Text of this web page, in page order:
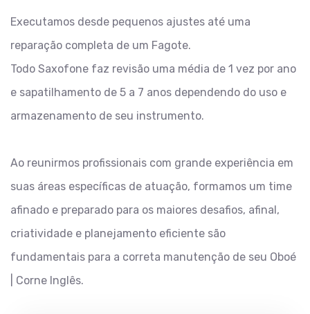
Executamos desde pequenos ajustes até uma
reparação completa de um Fagote.
Todo Saxofone faz revisão uma média de 1 vez por ano
e sapatilhamento de 5 a 7 anos dependendo do uso e
armazenamento de seu instrumento.
Ao reunirmos profissionais com grande experiência em
suas áreas específicas de atuação, formamos um time
afinado e preparado para os maiores desafios, afinal,
criatividade e planejamento eficiente são
fundamentais para a correta manutenção de seu Oboé
| Corne Inglês.